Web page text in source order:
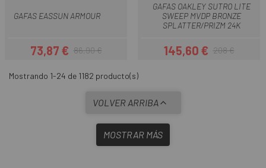
GAFAS EASSUN ARMOUR
Precio
73,87 €Precio regular
86,90 €
GAFAS OAKLEY SUTRO LITE
SWEEP MVDP BRONZE
SPLATTER/PRIZM 24K
Precio
145,60 €Precio regular
208 €
Mostrando 1-24 de 1182 producto(s)
VOLVER ARRIBA
MOSTRAR MÁS